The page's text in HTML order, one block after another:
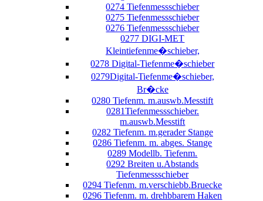
0274 Tiefenmessschieber
0275 Tiefenmessschieber
0276 Tiefenmessschieber
0277 DIGI-MET
Kleintiefenme�schieber,
0278 Digital-Tiefenme�schieber
0279Digital-Tiefenme�schieber,
Br�cke
0280 Tiefenm. m.auswb.Messtift
0281Tiefenmessschieber.
m.auswb.Messtift
0282 Tiefenm. m.gerader Stange
0286 Tiefenm. m. abges. Stange
0289 Modellb. Tiefenm.
0292 Breiten u.Abstands
Tiefenmessschieber
0294 Tiefenm. m.verschiebb.Bruecke
0296 Tiefenm. m. drehbbarem Haken